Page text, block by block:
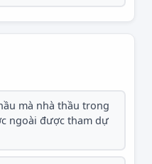
mà nhà thầu trong
ngoài được tham dự